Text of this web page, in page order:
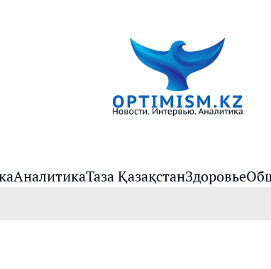
АналитикаТаза ҚазақстанЗдоровье